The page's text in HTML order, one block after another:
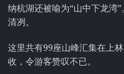
纳杭湖还被喻为“山中下龙湾”。
清冽。
这里共有99座山峰汇集在上
收，令游客赞叹不已。